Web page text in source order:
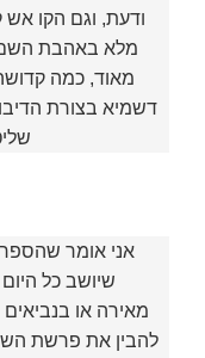
ודעת, וגם הקו אש
מלא באהבת השם
מאוד, כמה
דשמיא בצורת
אני אומר
שיושב כל
מאירה או